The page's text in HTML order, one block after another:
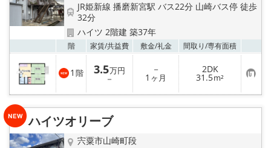
JR姫新線 播磨新宮駅 バス22分 山崎バス停 徒歩
32分
ハイツ 2階建 築37年
階 家賃/共益費 敷金/礼金 間取り/専有面積
1 階 3.5万円
－
－
1 ヶ月
2DK
31.5m² お
気
に
り
ハイツオリーブ
宍粟市山崎町段